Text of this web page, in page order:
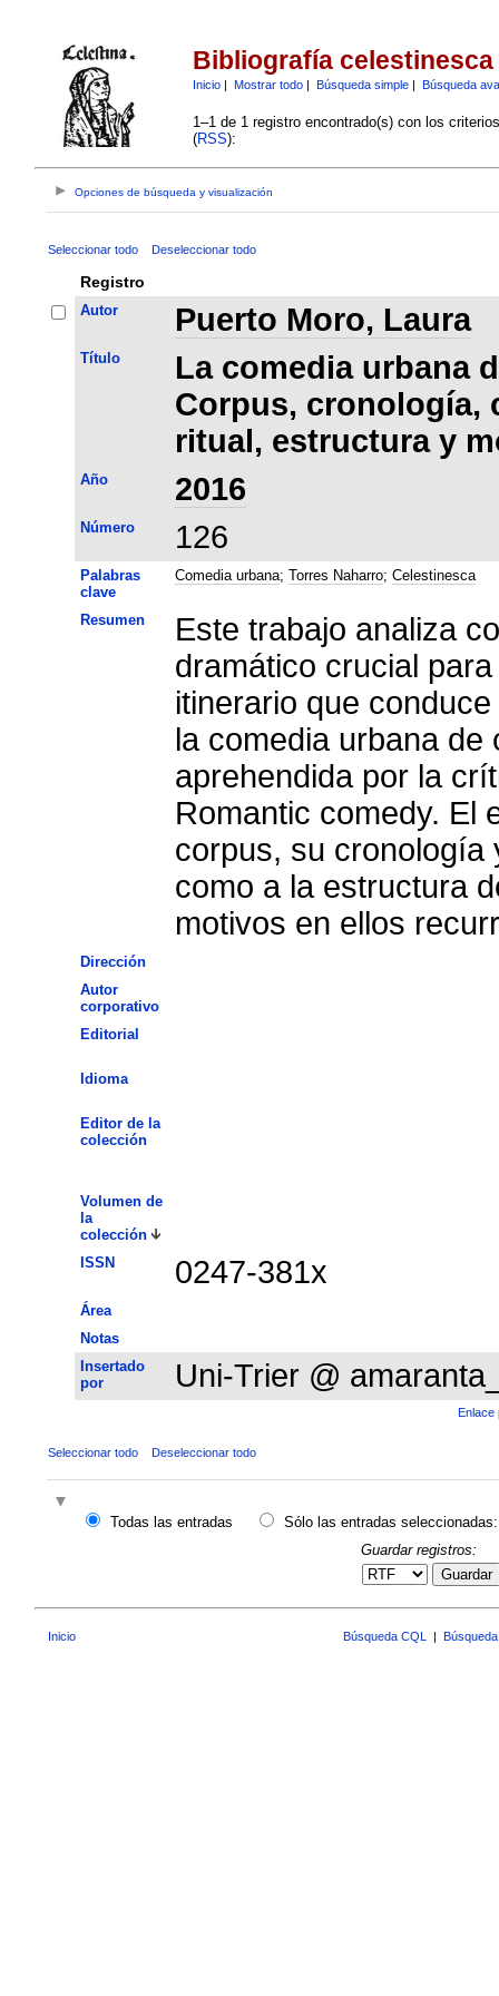
Bibliografía celestinesca
Inicio| Mostrar todo| Búsqueda simple| Búsqueda
1–1 de 1 registro encontrado(s) con los
(RSS):
Opciones de búsqueda y visualización
Seleccionar todo Deseleccionar todo
Registro
Autor Puerto Moro, Laura
Título
La comedia urbana
Corpus, cronología,
ritual, estructura y
Año 2016
Número 126
Palabras
clave
Comedia urbana; Torres Naharro; Celestinesca
Resumen
Este trabajo analiza
dramático crucial
itinerario que
la comedia urbana
aprehendida por la
Romantic comedy. El
corpus, su cronología
como a la estructura
motivos en ellos
Dirección
Autor
corporativo
Editorial
Idioma
Editor de la
colección
Volumen de
la
colección
ISSN
0247-381x
Área
Notas
Insertado
por
Uni-Trier @
Enlace
Seleccionar todo Deseleccionar todo
Todas las entradas
Sólo las entradas seleccionadas:
Guardar registros:
Guardar
Inicio Búsqueda CQL